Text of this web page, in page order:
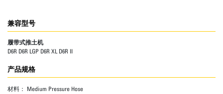
兼容型号
履带式推土机
D6R D6R LGP D6R XL D6R II
产品规格
材料： Medium Pressure Hose